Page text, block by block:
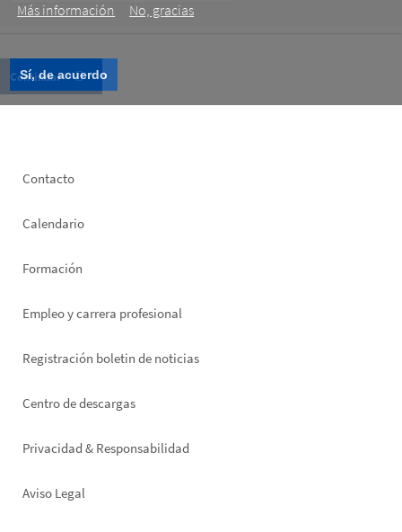
Más información
No, gracias
Sí, de acuerdo
Footer
Contacto
Calendario
Formación
Empleo y carrera profesional
Registración boletin de noticias
Footer
Centro de descargas
Privacidad & Responsabilidad
Aviso Legal